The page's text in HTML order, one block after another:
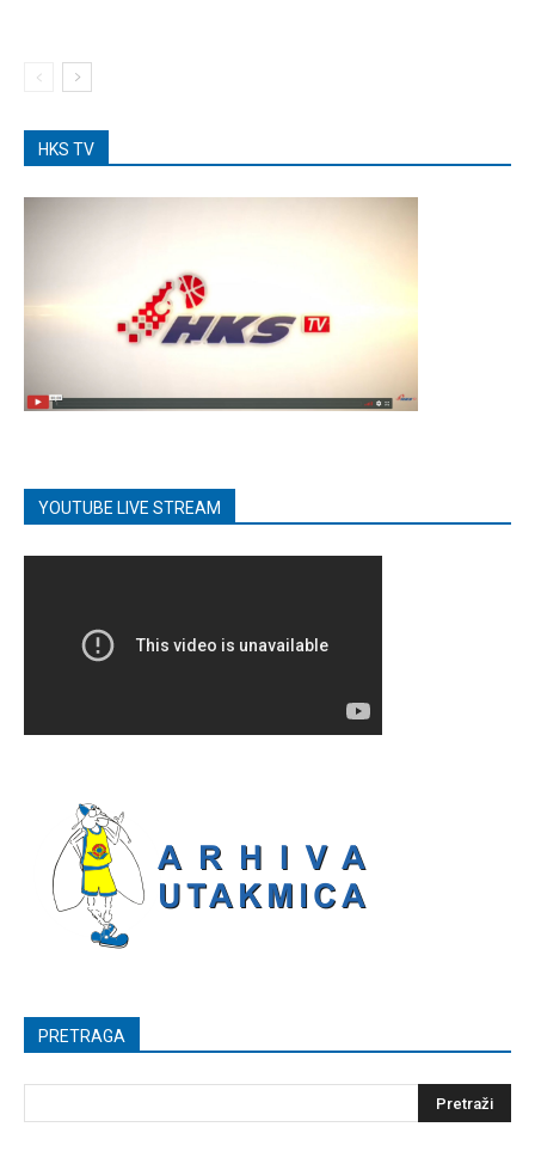
HKS TV
YOUTUBE LIVE STREAM
PRETRAGA